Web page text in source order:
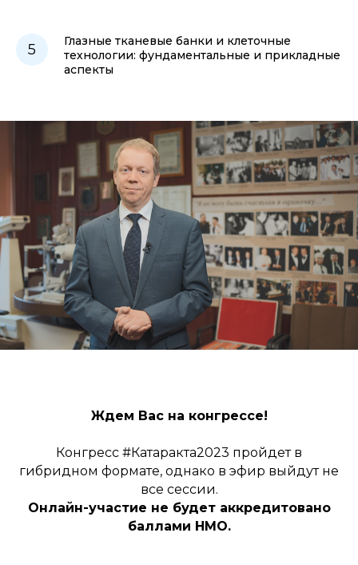
Глазные тканевые банки и клеточные
технологии: фундаментальные и прикладные
аспекты
Ждем Вас на конгрессе!
Конгресс #Катаракта2023 пройдет в
гибридном формате, однако в эфир выйдут не
все сессии.
Онлайн-участие не будет аккредитовано
баллами НМО.